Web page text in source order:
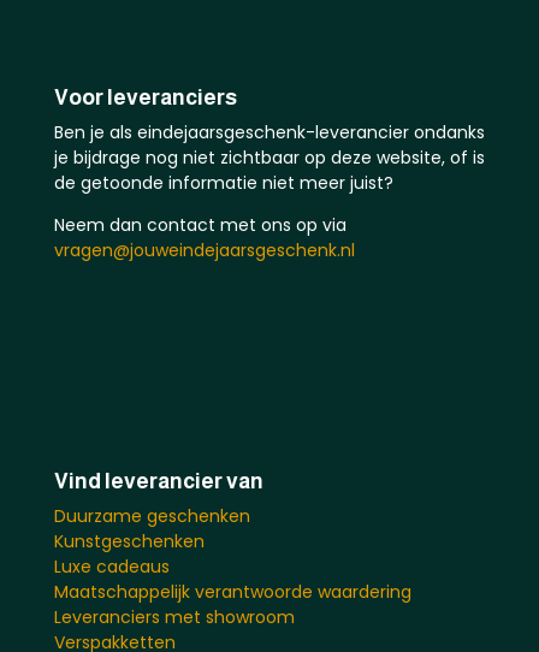
Voor leveranciers
Ben je als eindejaarsgeschenk-leverancier ondanks
je bijdrage nog niet zichtbaar op deze website, of is
de getoonde informatie niet meer juist?
Neem dan contact met ons op via
vragen@jouweindejaarsgeschenk.nl
Vind leverancier van
Duurzame geschenken
Kunstgeschenken
Luxe cadeaus
Maatschappelijk verantwoorde waardering
Leveranciers met showroom
Verspakketten